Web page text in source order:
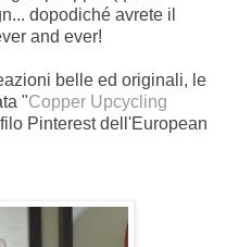
dopodiché avrete il
and ever!
belle ed originali, le
"Copper Upcycling
Pinterest dell'European